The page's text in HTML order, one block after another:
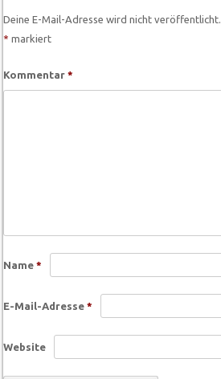
Deine E-Mail-Adresse wird nicht veröffentlicht.
* markiert
Kommentar*
Name*
E-Mail-Adresse*
Website